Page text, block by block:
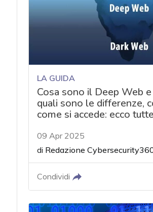
LA GUIDA
Cosa sono il Deep Web
quali sono le differenze,
come si accede: ecco
09 Apr 2025
di Redazione
Condividi